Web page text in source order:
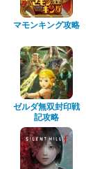
マモンキング攻略
ゼルダ無双封印戦
記攻略